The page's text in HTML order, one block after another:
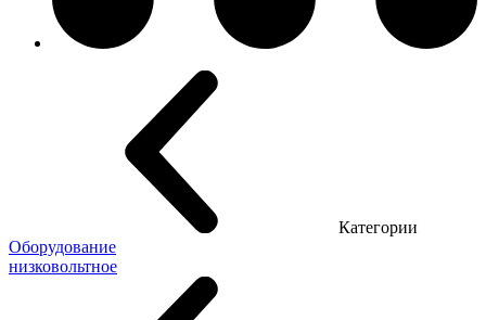
Категории
Оборудование
низковольтное